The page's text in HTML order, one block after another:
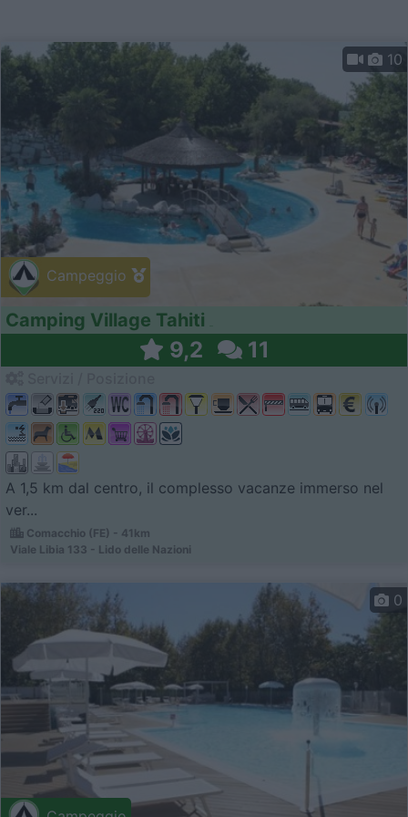
Campeggio
10
Camping Village Tahiti
9,2 11
A 1,5 km dal centro, il complesso vacanze immerso nel
ver...
Comacchio (FE) - 41km
Viale Libia 133 - Lido delle Nazioni
0